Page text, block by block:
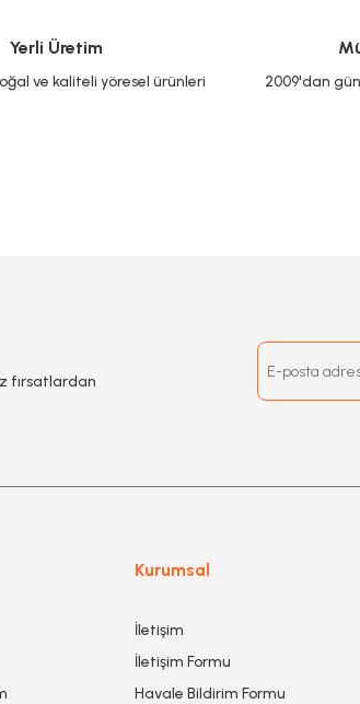
Yerli Üretim
ve kaliteli yöresel ürünleri
2009'dan
fırsatlardan
Kurumsal
İletişim
İletişim Formu
Havale Bildirim Formu